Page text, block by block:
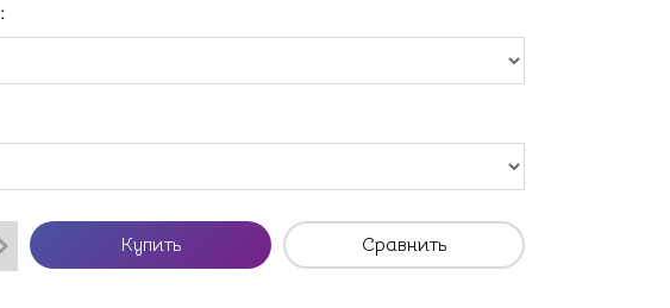
:
Купить Сравнить